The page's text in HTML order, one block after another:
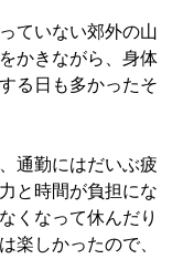
ていない郊外の山
かきながら、身体
る日も多かったそ
通勤にはだいぶ疲
と時間が負担にな
くなって休んだり
楽しかったので、